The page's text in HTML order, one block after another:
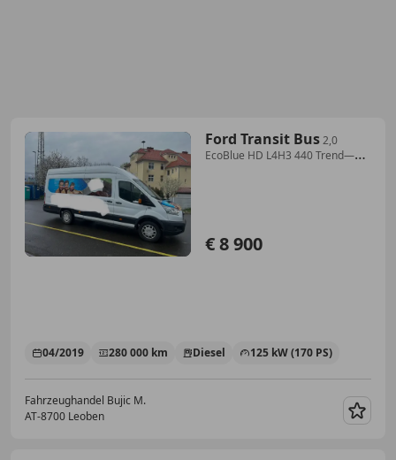
Ford Transit Bus2,0
EcoBlue HD L4H3 440 Trend—
€ 8 900
04/2019 280 000 km Diesel 125 kW (170 PS)
Fahrzeughandel Bujic M.
AT-8700 Leoben